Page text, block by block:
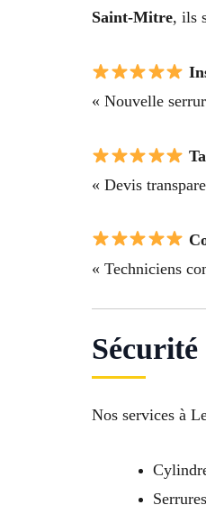
Saint-Mitre, ils
« Nouvelle
« Devis
« Techniciens
Nos services à